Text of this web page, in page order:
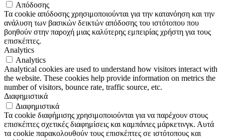
Απόδοσης
Τα cookie απόδοσης χρησιμοποιούνται για την κατανόηση και την
ανάλυση των βασικών δεικτών απόδοσης του ιστότοπου που
βοηθούν στην παροχή μιας καλύτερης εμπειρίας χρήστη για τους
επισκέπτες.
Analytics
Analytics
Analytical cookies are used to understand how visitors interact with
the website. These cookies help provide information on metrics the
number of visitors, bounce rate, traffic source, etc.
Διαφημιστικά
Διαφημιστικά
Τα cookie διαφήμισης χρησιμοποιούνται για να παρέχουν στους
επισκέπτες σχετικές διαφημίσεις και καμπάνιες μάρκετινγκ. Αυτά
τα cookie παρακολουθούν τους επισκέπτες σε ιστότοπους και